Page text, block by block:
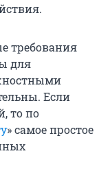
требования
для
Если
то по
» самое простое